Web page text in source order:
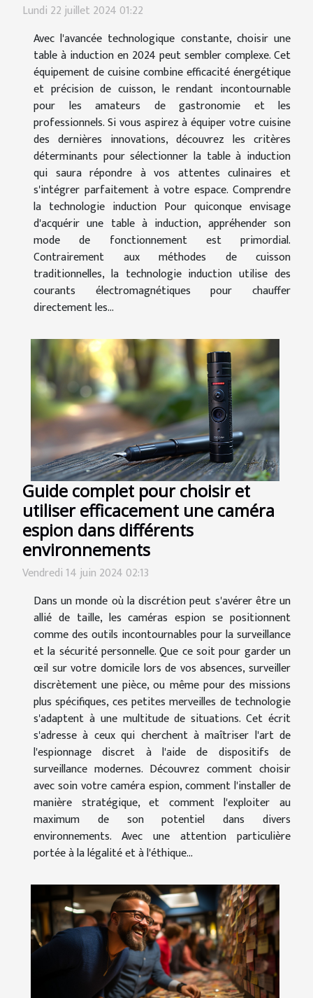
Lundi 22 juillet 2024 01:22
Avec l'avancée technologique constante, choisir une
table à induction en 2024 peut sembler complexe. Cet
équipement de cuisine combine efficacité énergétique
et précision de cuisson, le rendant incontournable
pour les amateurs de gastronomie et les
professionnels. Si vous aspirez à équiper votre cuisine
des dernières innovations, découvrez les critères
déterminants pour sélectionner la table à induction
qui saura répondre à vos attentes culinaires et
s'intégrer parfaitement à votre espace. Comprendre
la technologie induction Pour quiconque envisage
d'acquérir une table à induction, appréhender son
mode de fonctionnement est primordial.
Contrairement aux méthodes de cuisson
traditionnelles, la technologie induction utilise des
courants électromagnétiques pour chauffer
directement les...
Guide complet pour choisir et
utiliser efficacement une caméra
espion dans différents
environnements
Vendredi 14 juin 2024 02:13
Dans un monde où la discrétion peut s'avérer être un
allié de taille, les caméras espion se positionnent
comme des outils incontournables pour la surveillance
et la sécurité personnelle. Que ce soit pour garder un
œil sur votre domicile lors de vos absences, surveiller
discrètement une pièce, ou même pour des missions
plus spécifiques, ces petites merveilles de technologie
s'adaptent à une multitude de situations. Cet écrit
s'adresse à ceux qui cherchent à maîtriser l'art de
l'espionnage discret à l'aide de dispositifs de
surveillance modernes. Découvrez comment choisir
avec soin votre caméra espion, comment l'installer de
manière stratégique, et comment l'exploiter au
maximum de son potentiel dans divers
environnements. Avec une attention particulière
portée à la légalité et à l'éthique...